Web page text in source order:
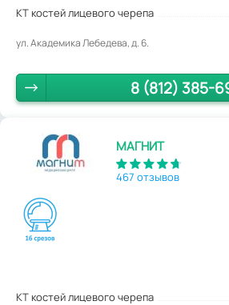
КТ костей лицевого черепа
ул. Академика Лебедева, д. 6.
8 (812) 385-
МАГНИТ
467 отзывов
КТ костей лицевого черепа